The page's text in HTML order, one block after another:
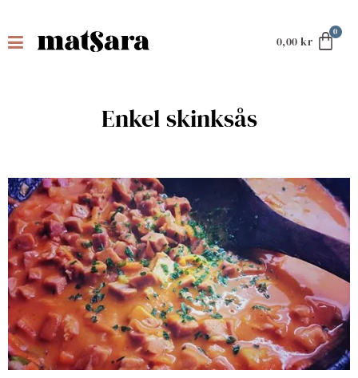
0,00 kr
Enkel skinksås